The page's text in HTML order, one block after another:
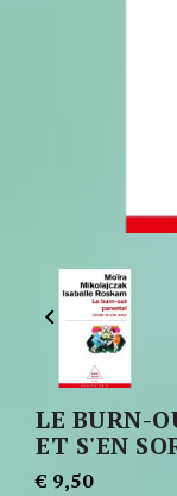

LE BURN-
ET S'EN
€ 9,50